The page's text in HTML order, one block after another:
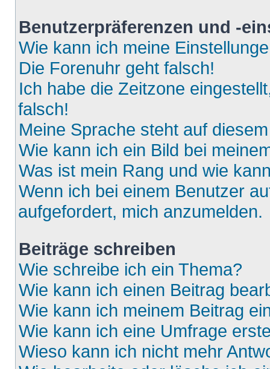
Benutzerpräferenzen und -
Wie kann ich meine
Die Forenuhr geht falsch!
Ich habe die Zeitzone
falsch!
Meine Sprache steht auf
Wie kann ich ein Bild bei
Was ist mein Rang und wie
Wenn ich bei einem Benutzer
aufgefordert, mich anzumelden.
Beiträge schreiben
Wie schreibe ich ein Thema?
Wie kann ich einen Beitrag
Wie kann ich meinem Beitrag
Wie kann ich eine Umfrage
Wieso kann ich nicht mehr